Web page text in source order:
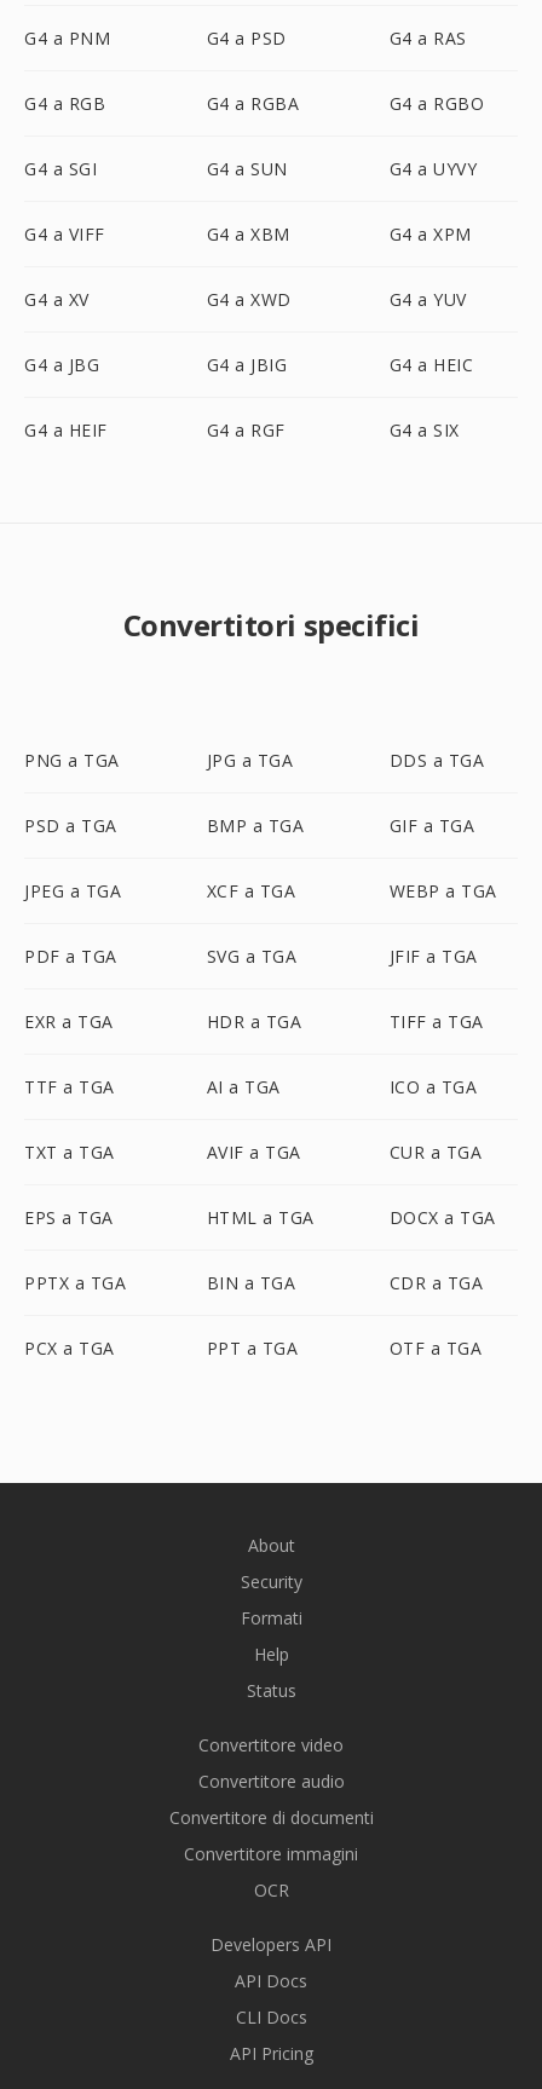
G4 a PNM G4 a PSD G4 a RAS
G4 a RGB G4 a RGBA G4 a RGBO
G4 a SGI G4 a SUN G4 a UYVY
G4 a VIFF G4 a XBM G4 a XPM
G4 a XV G4 a XWD G4 a YUV
G4 a JBG G4 a JBIG G4 a HEIC
G4 a HEIF G4 a RGF G4 a SIX
Convertitori specifici
PNG a TGA JPG a TGA DDS a TGA
PSD a TGA BMP a TGA GIF a TGA
JPEG a TGA XCF a TGA WEBP a TGA
PDF a TGA SVG a TGA JFIF a TGA
EXR a TGA HDR a TGA TIFF a TGA
TTF a TGA AI a TGA ICO a TGA
TXT a TGA AVIF a TGA CUR a TGA
EPS a TGA HTML a TGA DOCX a TGA
PPTX a TGA BIN a TGA CDR a TGA
PCX a TGA PPT a TGA OTF a TGA
About
Security
Formati
Help
Status
Convertitore video
Convertitore audio
Convertitore di documenti
Convertitore immagini
OCR
Developers API
API Docs
CLI Docs
API Pricing